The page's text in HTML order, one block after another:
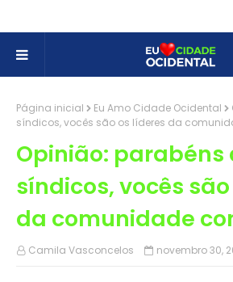
Página inicial Eu Amo Cidade Ocidental
síndicos, vocês são os líderes da
Opinião: parabéns
síndicos, vocês
da comunidade
Camila Vasconcelos novembro 30,